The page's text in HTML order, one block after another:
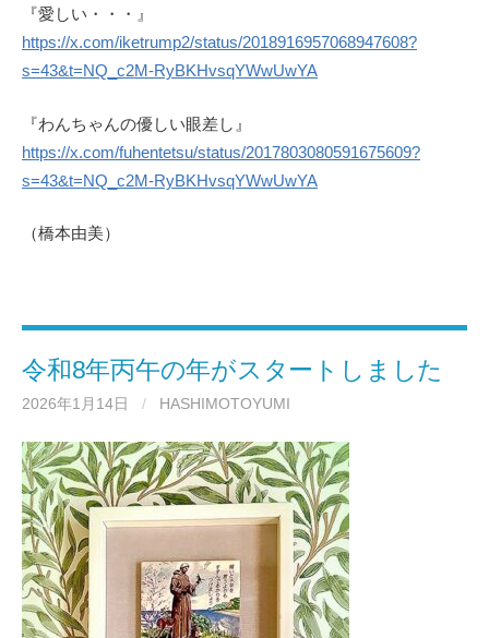
『愛しい・・・』
https://x.com/iketrump2/status/2018916957068947608?
s=43&t=NQ_c2M-RyBKHvsqYWwUwYA
『わんちゃんの優しい眼差し』
https://x.com/fuhentetsu/status/2017803080591675609?
s=43&t=NQ_c2M-RyBKHvsqYWwUwYA
（橋本由美）
令和8年丙午の年がスタートしました
2026年1月14日 / HASHIMOTOYUMI